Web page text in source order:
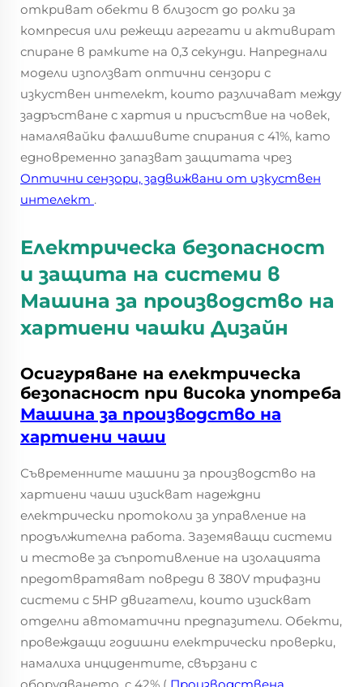
откриват обекти в близост до ролки за
компресия или режещи агрегати и активират
спиране в рамките на 0,3 секунди. Напреднали
модели използват оптични сензори с
изкуствен интелект, които различават между
задръстване с хартия и присъствие на човек,
намалявайки фалшивите спирания с 41%, като
едновременно запазват защитата чрез
Оптични сензори, задвижвани от изкуствен
интелект .
Електрическа безопасност
и защита на системи в
Машина за производство на
хартиени чашки Дизайн
Осигуряване на електрическа
безопасност при висока употреба
Машина за производство на
хартиени чаши
Съвременните машини за производство на
хартиени чаши изискват надеждни
електрически протоколи за управление на
продължителна работа. Заземяващи системи
и тестове за съпротивление на изолацията
предотвратяват повреди в 380V трифазни
системи с 5HP двигатели, които изискват
отделни автоматични предпазители. Обекти,
провеждащи годишни електрически проверки,
намалиха инцидентите, свързани с
оборудването, с 42% ( Производствена